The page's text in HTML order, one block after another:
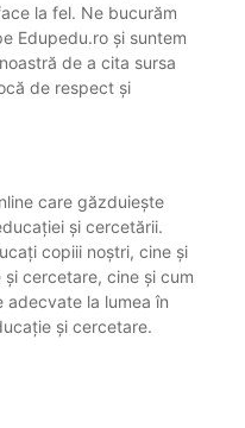
la fel. Ne bucurăm
Edupedu.ro și suntem
de a cita sursa
de respect și
care găzduiește
și cercetării.
copiii noștri, cine și
cercetare, cine și cum
la lumea în
și cercetare.